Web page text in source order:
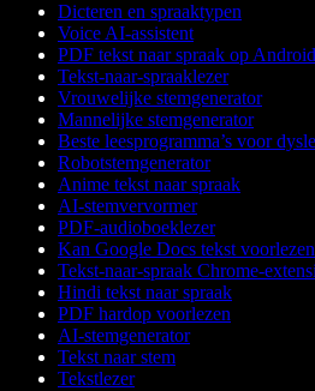
Dicteren en spraaktypen
Voice AI-assistent
PDF tekst naar spraak op Android
Tekst-naar-spraaklezer
Vrouwelijke stemgenerator
Mannelijke stemgenerator
Beste leesprogramma’s voor
Robotstemgenerator
Anime tekst naar spraak
AI-stemvervormer
PDF-audioboeklezer
Kan Google Docs tekst voorlezen
Tekst-naar-spraak Chrome-
Hindi tekst naar spraak
PDF hardop voorlezen
AI-stemgenerator
Tekst naar stem
Tekstlezer